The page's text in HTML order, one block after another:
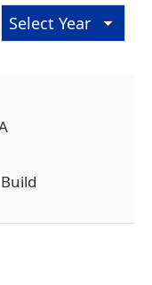
Select Year